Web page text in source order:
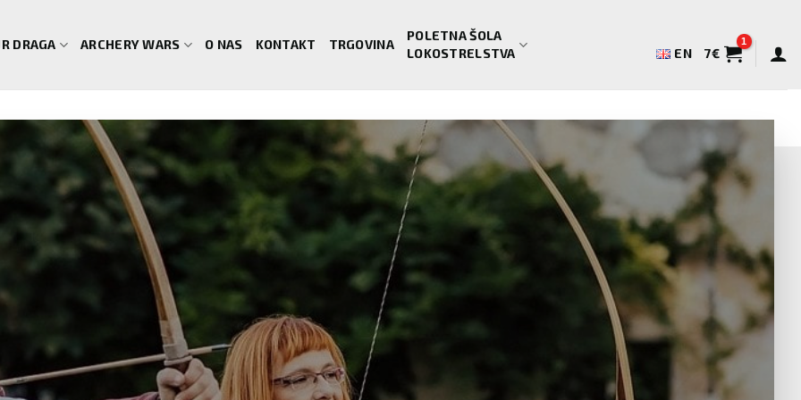
DRAGA ARCHERY WARS O NAS KONTAKT TRGOVINA
POLETNA ŠOLA
LOKOSTRELSTVA
EN 7€